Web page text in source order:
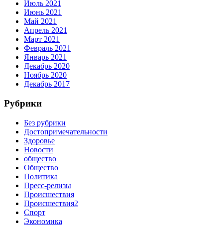
Июль 2021
Июнь 2021
Май 2021
Апрель 2021
Март 2021
Февраль 2021
Январь 2021
Декабрь 2020
Ноябрь 2020
Декабрь 2017
Рубрики
Без рубрики
Достопримечательности
Здоровье
Новости
общество
Общество
Политика
Пресс-релизы
Происшествия
Происшествия2
Спорт
Экономика